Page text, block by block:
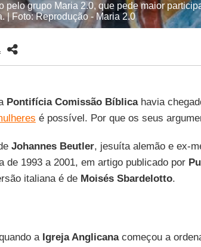
pelo grupo Maria 2.0, que pede maior
| Foto: Reprodução - Maria 2.0
Pontifícia Comissão Bíblicahavia
é possível. Por que os seus
Johannes Beutler, jesuíta alemão e ex-
de 1993 a 2001, em artigo publicado por
italiana é de Moisés Sbardelotto.
a Igreja Anglicanacomeçou a